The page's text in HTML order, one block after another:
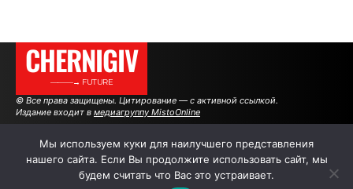
CHERNIGIV
———→ FUTURE
© Все права защищены. Цитирование — с активной ссылкой.
Издание входит в медиагруппу MistoOnline
АВТОРЫ РЕКЛАМА НА САЙТЕ
Мы используем куки для наилучшего представления
нашего сайта. Если Вы продолжите использовать сайт, мы
будем считать что Вас это устраивает.